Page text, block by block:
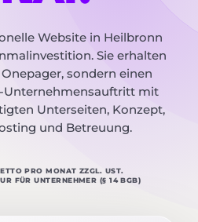
Website in Heilbronn
Sie erhalten
sondern einen
Unternehmensauftritt mit
Unterseiten, Konzept,
und Betreuung.
PRO MONAT ZZGL. UST.
FÜR UNTERNEHMER (§ 14 BGB)